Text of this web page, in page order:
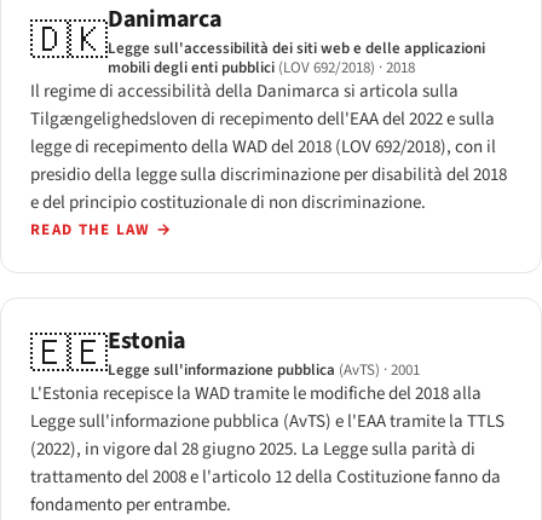
🇩🇰Danimarca
Legge sull'accessibilità dei siti web e delle applicazioni
mobili degli enti pubblici (LOV 692/2018) · 2018
Il regime di accessibilità della Danimarca si articola sulla
Tilgængelighedsloven di recepimento dell'EAA del 2022 e sulla
legge di recepimento della WAD del 2018 (LOV 692/2018), con il
presidio della legge sulla discriminazione per disabilità del 2018
e del principio costituzionale di non discriminazione.
READ THE LAW →
🇪🇪Estonia
Legge sull'informazione pubblica (AvTS) · 2001
L'Estonia recepisce la WAD tramite le modifiche del 2018 alla
Legge sull'informazione pubblica (AvTS) e l'EAA tramite la TTLS
(2022), in vigore dal 28 giugno 2025. La Legge sulla parità di
trattamento del 2008 e l'articolo 12 della Costituzione fanno da
fondamento per entrambe.